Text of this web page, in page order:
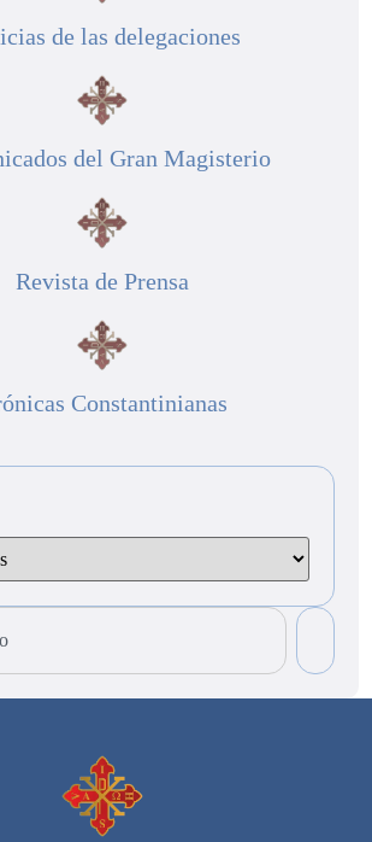
de las delegaciones
del Gran Magisterio
Revista de Prensa
Constantinianas